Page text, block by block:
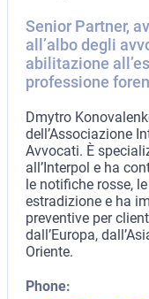
Senior Partner,
all’albo degli
abilitazione
professione
Dmytro
dell’Associazione
Avvocati. È
all’Interpol e ha
le notifiche rosse,
estradizione e ha
preventive per
dall’Europa,
Oriente.
Phone: